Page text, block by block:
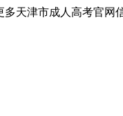
天津市成人高考官网